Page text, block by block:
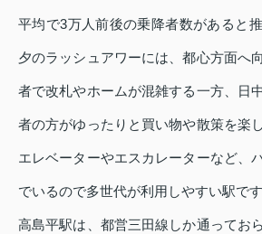
平均で3万人前後の乗降者数があると
夕のラッシュアワーには、都心方面へ
者で改札やホームが混雑する一方、日
者の方がゆったりと買い物や散策を楽
エレベーターやエスカレーターなど、
でいるので多世代が利用しやすい駅です
高島平駅は、都営三田線しか通ってお